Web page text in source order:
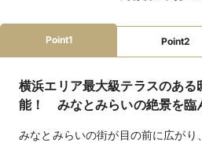
最寄駅から送迎あり
駐車場
ビュッフェ形式
携帯の電波が入る
プチギフ
BGM手配
招待状・印刷物手
カラオケ手配
装花手配
ゲーム各種手配(ビンゴ)
Point1 Point2
横浜エリア最大級テラスのあ
能！ みなとみらいの絶景を臨
みなとみらいの街が目の前に広がり